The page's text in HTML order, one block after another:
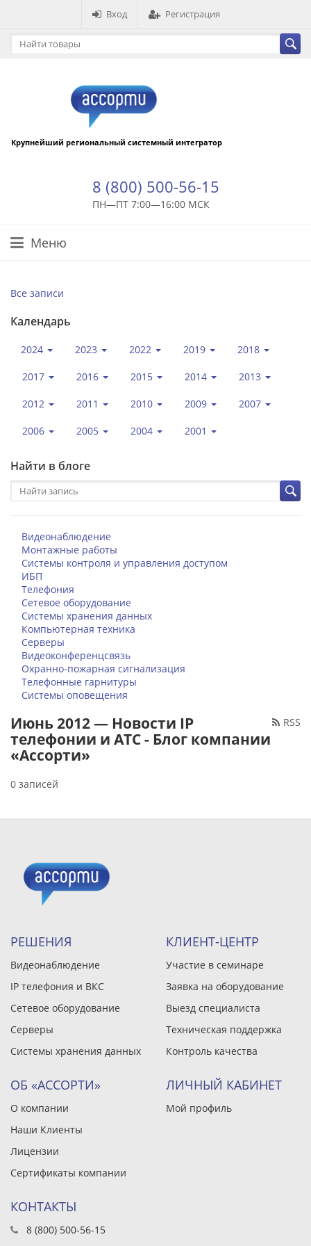
Вход Регистрация
Крупнейший региональный системный интегратор
8 (800) 500-56-15
ПН—ПТ 7:00—16:00 МСК
Меню
Все записи
Календарь
2024 2023 2022 2019 2018
2017 2016 2015 2014 2013
2012 2011 2010 2009 2007
2006 2005 2004 2001
Найти в блоге
Видеонаблюдение
Монтажные работы
Системы контроля и управления доступом
ИБП
Телефония
Сетевое оборудование
Системы хранения данных
Компьютерная техника
Серверы
Видеоконференцсвязь
Охранно-пожарная сигнализация
Телефонные гарнитуры
Системы оповещения
RSS
Июнь 2012 — Новости IP
телефонии и АТС - Блог компании
«Ассорти»
0 записей
РЕШЕНИЯ
Видеонаблюдение
IP телефония и ВКС
Сетевое оборудование
Серверы
Системы хранения данных
КЛИЕНТ-ЦЕНТР
Участие в семинаре
Заявка на оборудование
Выезд специалиста
Техническая поддержка
Контроль качества
ОБ «АССОРТИ»
О компании
Наши Клиенты
Лицензии
Сертификаты компании
ЛИЧНЫЙ КАБИНЕТ
Мой профиль
КОНТАКТЫ
8 (800) 500-56-15